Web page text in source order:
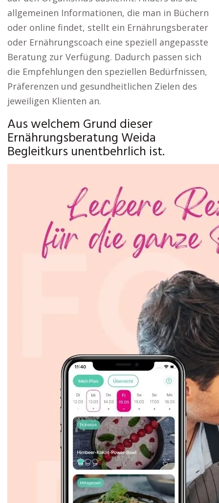
allgemeinen Informationen, die man in Büchern
oder online findet, stellt ein Ernährungsberater
oder Ernährungscoach eine speziell angepasste
Beratung zur Verfügung. Dadurch passen sich
die Empfehlungen den speziellen Bedürfnissen,
Präferenzen und gesundheitlichen Zielen des
jeweiligen Klienten an.
Aus welchem Grund dieser
Ernährungsberatung Weida
Begleitkurs unentbehrlich ist.